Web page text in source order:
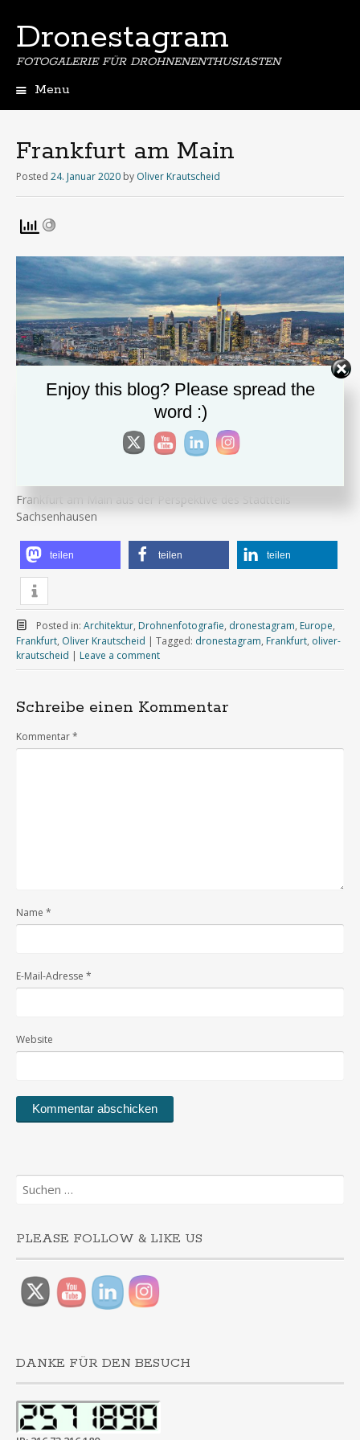
Dronestagram
FOTOGALERIE FÜR DROHNENENTHUSIASTEN
Menu
Frankfurt am Main
Posted 24. Januar 2020 by Oliver Krautscheid
Frankfurt am Main aus der Perspektive des Stadtteils
Sachsenhausen
teilen teilen teilen
Posted in: Architektur, Drohnenfotografie, dronestagram, Europe,
Frankfurt, Oliver Krautscheid | Tagged: dronestagram, Frankfurt, oliver-
krautscheid | Leave a comment
Schreibe einen Kommentar
Kommentar*
Name *
E-Mail-Adresse *
Website
Suchen
nach:
PLEASE FOLLOW & LIKE US
DANKE FÜR DEN BESUCH
Enjoy this blog? Please spread the
word :)